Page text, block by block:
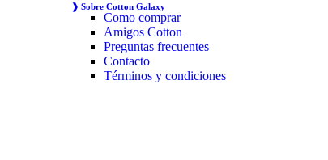
❱ Sobre Cotton Galaxy
Como comprar
Amigos Cotton
Preguntas frecuentes
Contacto
Términos y condiciones